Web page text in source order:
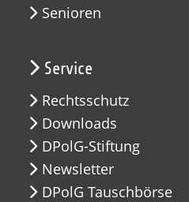
Senioren
Service
Rechtsschutz
Downloads
DPolG-Stiftung
Newsletter
DPolG Tauschbörse